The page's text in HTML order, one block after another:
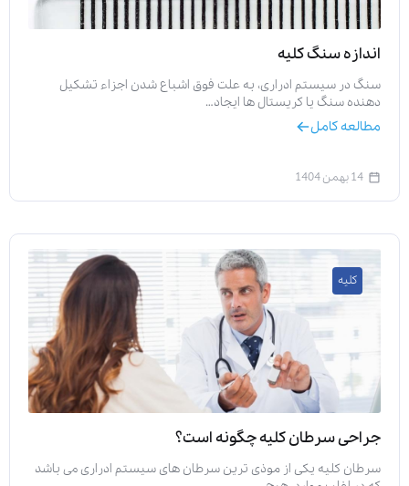
اندازه سنگ کلیه
سنگ در سیستم ادراری، به علت فوق اشباع شدن اجزاء تشکیل
دهنده سنگ یا کریستال ها ایجاد…
مطالعه کامل
14 بهمن 1404
کلیه
جراحی سرطان کلیه چگونه است؟
سرطان کلیه یکی از موذی ترین سرطان های سیستم ادراری می باشد